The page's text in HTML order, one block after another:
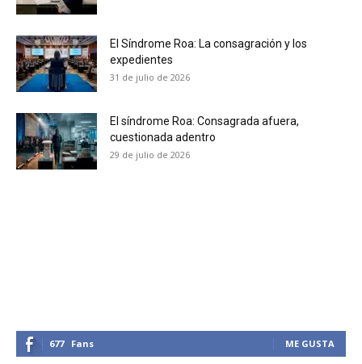
El Síndrome Roa: La consagración y los
expedientes
31 de julio de 2026
El síndrome Roa: Consagrada afuera,
cuestionada adentro
29 de julio de 2026
677 Fans ME GUSTA